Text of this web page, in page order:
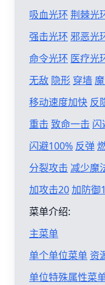
吸血光环 荆棘光
强击光环 邪恶光
命令光环 医疗光
无敌 隐形 穿墙
移动速度加快 反
重击 致命一击 闪
闪避100% 反弹
分裂攻击 减少魔
加攻击20加防御
菜单介绍:
主菜单
单个单位菜单 资
单位特殊属性菜